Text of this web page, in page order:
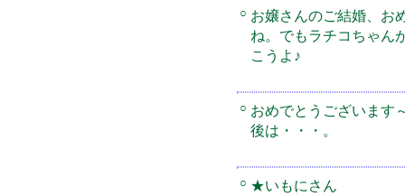
○ お嬢さんのご結婚、お
ね。でもラチコちゃん
こうよ♪
○ おめでとうございます
後は・・・。
○ ★いもにさん